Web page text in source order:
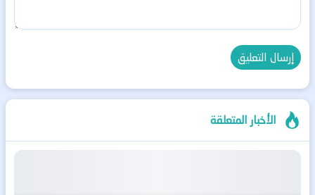
الأخبار المتعلقة